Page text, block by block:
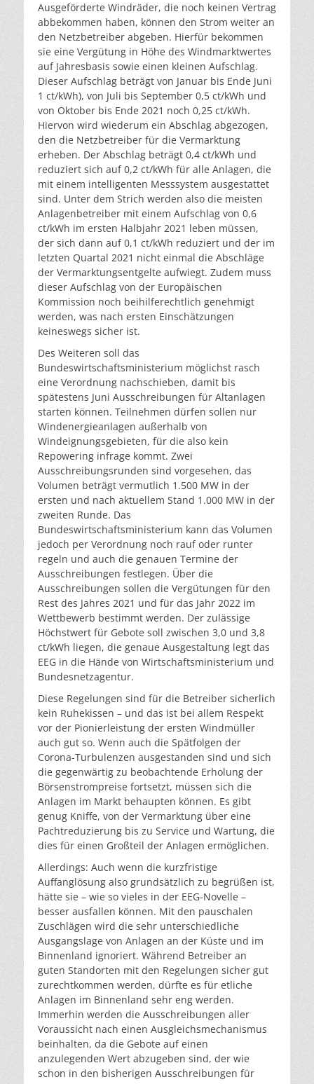
Ausgeförderte Windräder, die noch keinen Vertrag
abbekommen haben, können den Strom weiter an
den Netzbetreiber abgeben. Hierfür bekommen
sie eine Vergütung in Höhe des Windmarktwertes
auf Jahresbasis sowie einen kleinen Aufschlag.
Dieser Aufschlag beträgt von Januar bis Ende Juni
1 ct/kWh), von Juli bis September 0,5 ct/kWh und
von Oktober bis Ende 2021 noch 0,25 ct/kWh.
Hiervon wird wiederum ein Abschlag abgezogen,
den die Netzbetreiber für die Vermarktung
erheben. Der Abschlag beträgt 0,4 ct/kWh und
reduziert sich auf 0,2 ct/kWh für alle Anlagen, die
mit einem intelligenten Messsystem ausgestattet
sind. Unter dem Strich werden also die meisten
Anlagenbetreiber mit einem Aufschlag von 0,6
ct/kWh im ersten Halbjahr 2021 leben müssen,
der sich dann auf 0,1 ct/kWh reduziert und der im
letzten Quartal 2021 nicht einmal die Abschläge
der Vermarktungsentgelte aufwiegt. Zudem muss
dieser Aufschlag von der Europäischen
Kommission noch beihilferechtlich genehmigt
werden, was nach ersten Einschätzungen
keineswegs sicher ist.
Des Weiteren soll das
Bundeswirtschaftsministerium möglichst rasch
eine Verordnung nachschieben, damit bis
spätestens Juni Ausschreibungen für Altanlagen
starten können. Teilnehmen dürfen sollen nur
Windenergieanlagen außerhalb von
Windeignungsgebieten, für die also kein
Repowering infrage kommt. Zwei
Ausschreibungsrunden sind vorgesehen, das
Volumen beträgt vermutlich 1.500 MW in der
ersten und nach aktuellem Stand 1.000 MW in der
zweiten Runde. Das
Bundeswirtschaftsministerium kann das Volumen
jedoch per Verordnung noch rauf oder runter
regeln und auch die genauen Termine der
Ausschreibungen festlegen. Über die
Ausschreibungen sollen die Vergütungen für den
Rest des Jahres 2021 und für das Jahr 2022 im
Wettbewerb bestimmt werden. Der zulässige
Höchstwert für Gebote soll zwischen 3,0 und 3,8
ct/kWh liegen, die genaue Ausgestaltung legt das
EEG in die Hände von Wirtschaftsministerium und
Bundesnetzagentur.
Diese Regelungen sind für die Betreiber sicherlich
kein Ruhekissen – und das ist bei allem Respekt
vor der Pionierleistung der ersten Windmüller
auch gut so. Wenn auch die Spätfolgen der
Corona-Turbulenzen ausgestanden sind und sich
die gegenwärtig zu beobachtende Erholung der
Börsenstrompreise fortsetzt, müssen sich die
Anlagen im Markt behaupten können. Es gibt
genug Kniffe, von der Vermarktung über eine
Pachtreduzierung bis zu Service und Wartung, die
dies für einen Großteil der Anlagen ermöglichen.
Allerdings: Auch wenn die kurzfristige
Auffanglösung also grundsätzlich zu begrüßen ist,
hätte sie – wie so vieles in der EEG-Novelle –
besser ausfallen können. Mit den pauschalen
Zuschlägen wird die sehr unterschiedliche
Ausgangslage von Anlagen an der Küste und im
Binnenland ignoriert. Während Betreiber an
guten Standorten mit den Regelungen sicher gut
zurechtkommen werden, dürfte es für etliche
Anlagen im Binnenland sehr eng werden.
Immerhin werden die Ausschreibungen aller
Voraussicht nach einen Ausgleichsmechanismus
beinhalten, da die Gebote auf einen
anzulegenden Wert abzugeben sind, der wie
schon in den bisherigen Ausschreibungen für